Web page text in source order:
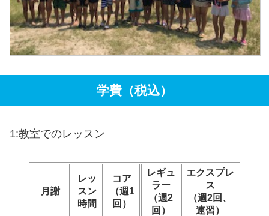
学費（税込）
1:教室でのレッスン
月謝
レッ
スン
時間
コア
（週1
回）
レギュ
ラー
（週2
回）
エクスプレ
ス
（週2回、
速習）